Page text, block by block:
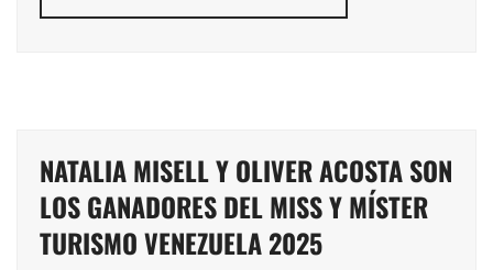
NATALIA MISELL Y OLIVER ACOSTA SON
LOS GANADORES DEL MISS Y MÍSTER
TURISMO VENEZUELA 2025